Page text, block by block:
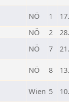
NÖ 1
NÖ 2
NÖ 7
NÖ 8
Wien 5